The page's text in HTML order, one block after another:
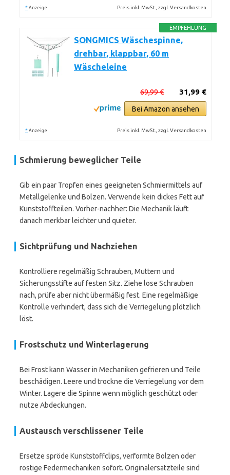
* Anzeige Preis inkl. MwSt., zzgl. Versandkosten
EMPFEHLUNG
SONGMICS Wäschespinne,
drehbar, klappbar, 60 m
Wäscheleine
31,99 €
69,99 €
Bei Amazon ansehen
* Anzeige Preis inkl. MwSt., zzgl. Versandkosten
Schmierung beweglicher Teile
Gib ein paar Tropfen eines geeigneten Schmiermittels auf
Metallgelenke und Bolzen. Verwende kein dickes Fett auf
Kunststoffteilen. Vorher-nachher: Die Mechanik läuft
danach merkbar leichter und quieter.
Sichtprüfung und Nachziehen
Kontrolliere regelmäßig Schrauben, Muttern und
Sicherungsstifte auf festen Sitz. Ziehe lose Schrauben
nach, prüfe aber nicht übermäßig fest. Eine regelmäßige
Kontrolle verhindert, dass sich die Verriegelung plötzlich
löst.
Frostschutz und Winterlagerung
Bei Frost kann Wasser in Mechaniken gefrieren und Teile
beschädigen. Leere und trockne die Verriegelung vor dem
Winter. Lagere die Spinne wenn möglich geschützt oder
nutze Abdeckungen.
Austausch verschlissener Teile
Ersetze spröde Kunststoffclips, verformte Bolzen oder
rostige Federmechaniken sofort. Originalersatzteile sind